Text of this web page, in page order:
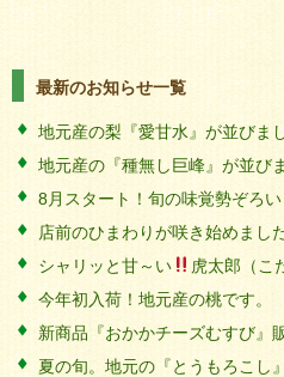
最新のお知らせ一覧
地元産の梨『愛甘水』が並びま
地元産の『種無し巨峰』が並び
8月スタート！旬の味覚勢ぞろい
店前のひまわりが咲き始めまし
シャリッと甘～い
虎太郎（こ
今年初入荷！地元産の桃です。
新商品『おかかチーズむすび』
夏の旬。地元の『とうもろこし